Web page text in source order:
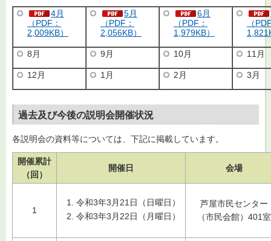
4月
（PDF：
2,009KB）
5月
（PDF：
2,056KB）
6月
（PDF：
1,979KB）
（
8月 9月 10月 11月
12月 1月 2月 3月
過去及び今後の説明会開催状況
各説明会の資料等については、下記に掲載しています。
開催累計
（回）
開催日 会場
1
令和3年3月21日（日曜日）
令和3年3月22日（月曜日）
芦屋市民センター
（市民会館）401室